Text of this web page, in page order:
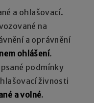
a ohlašovací.
na
a oprávnění
ohlášení.
podmínky
živnosti
a volné.